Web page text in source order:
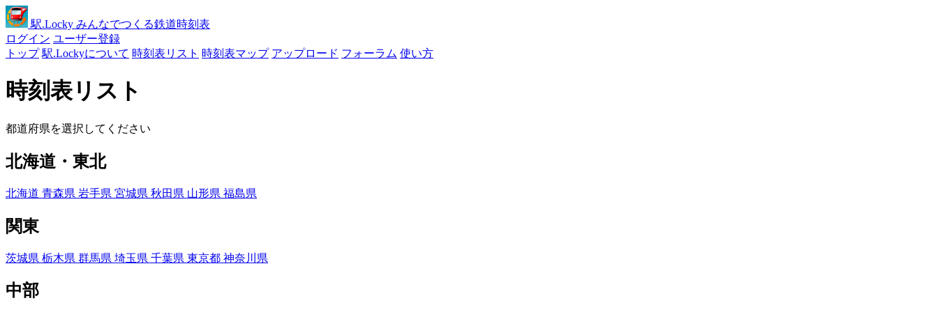
駅.Locky みんなでつくる鉄道時刻表
ログイン ユーザー登録
トップ 駅.Lockyについて 時刻表リスト 時刻表マップ アップロード フォーラム 使い方
時刻表リスト
都道府県を選択してください
北海道・東北
北海道 青森県 岩手県 宮城県 秋田県 山形県 福島県
関東
茨城県 栃木県 群馬県 埼玉県 千葉県 東京都 神奈川県
中部